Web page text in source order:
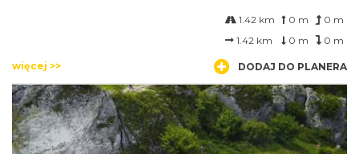
1.42 km 0 m
0 m
1.42 km
0 m 0 m
więcej >> DODAJ DO PLANERA